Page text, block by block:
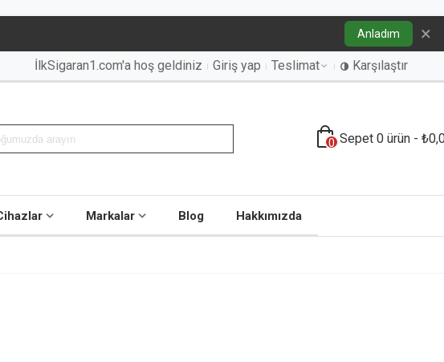
Anladım ×
İlkSigaran1.com'a hoş geldiniz Giriş yap Teslimat Karşılaştır
0 Sepet 0 ürün -
Markalar Blog Hakkımızda